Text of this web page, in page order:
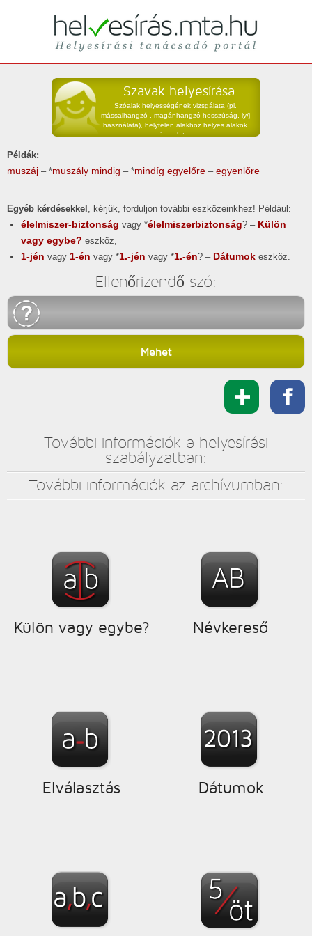
helyesírás
Helyesírási tanácsadó portál
Szavak helyesírása
Szóalak helyességének vizsgálata (pl.
mássalhangzó-, magánhangzó-hosszúság, ly/j
használata), helytelen alakhoz helyes alakok
javaslata.
Példák:
muszáj – *muszály mindig – *mindíg egyelőre – egyenlőre
Egyéb kérdésekkel , kérjük, forduljon további eszközeinkhez! Például:
élelmiszer-biztonság vagy *élelmiszerbiztonság? – Külön
vagy egybe? eszköz,
1-jén vagy 1-én vagy *1.-jén vagy *1.-én? – Dátumok eszköz.
Ellenőrizendő szó:
További információk a helyesírási
szabályzatban:
További információk az archívumban:
Külön vagy egybe? Névkereső
Elválasztás Dátumok